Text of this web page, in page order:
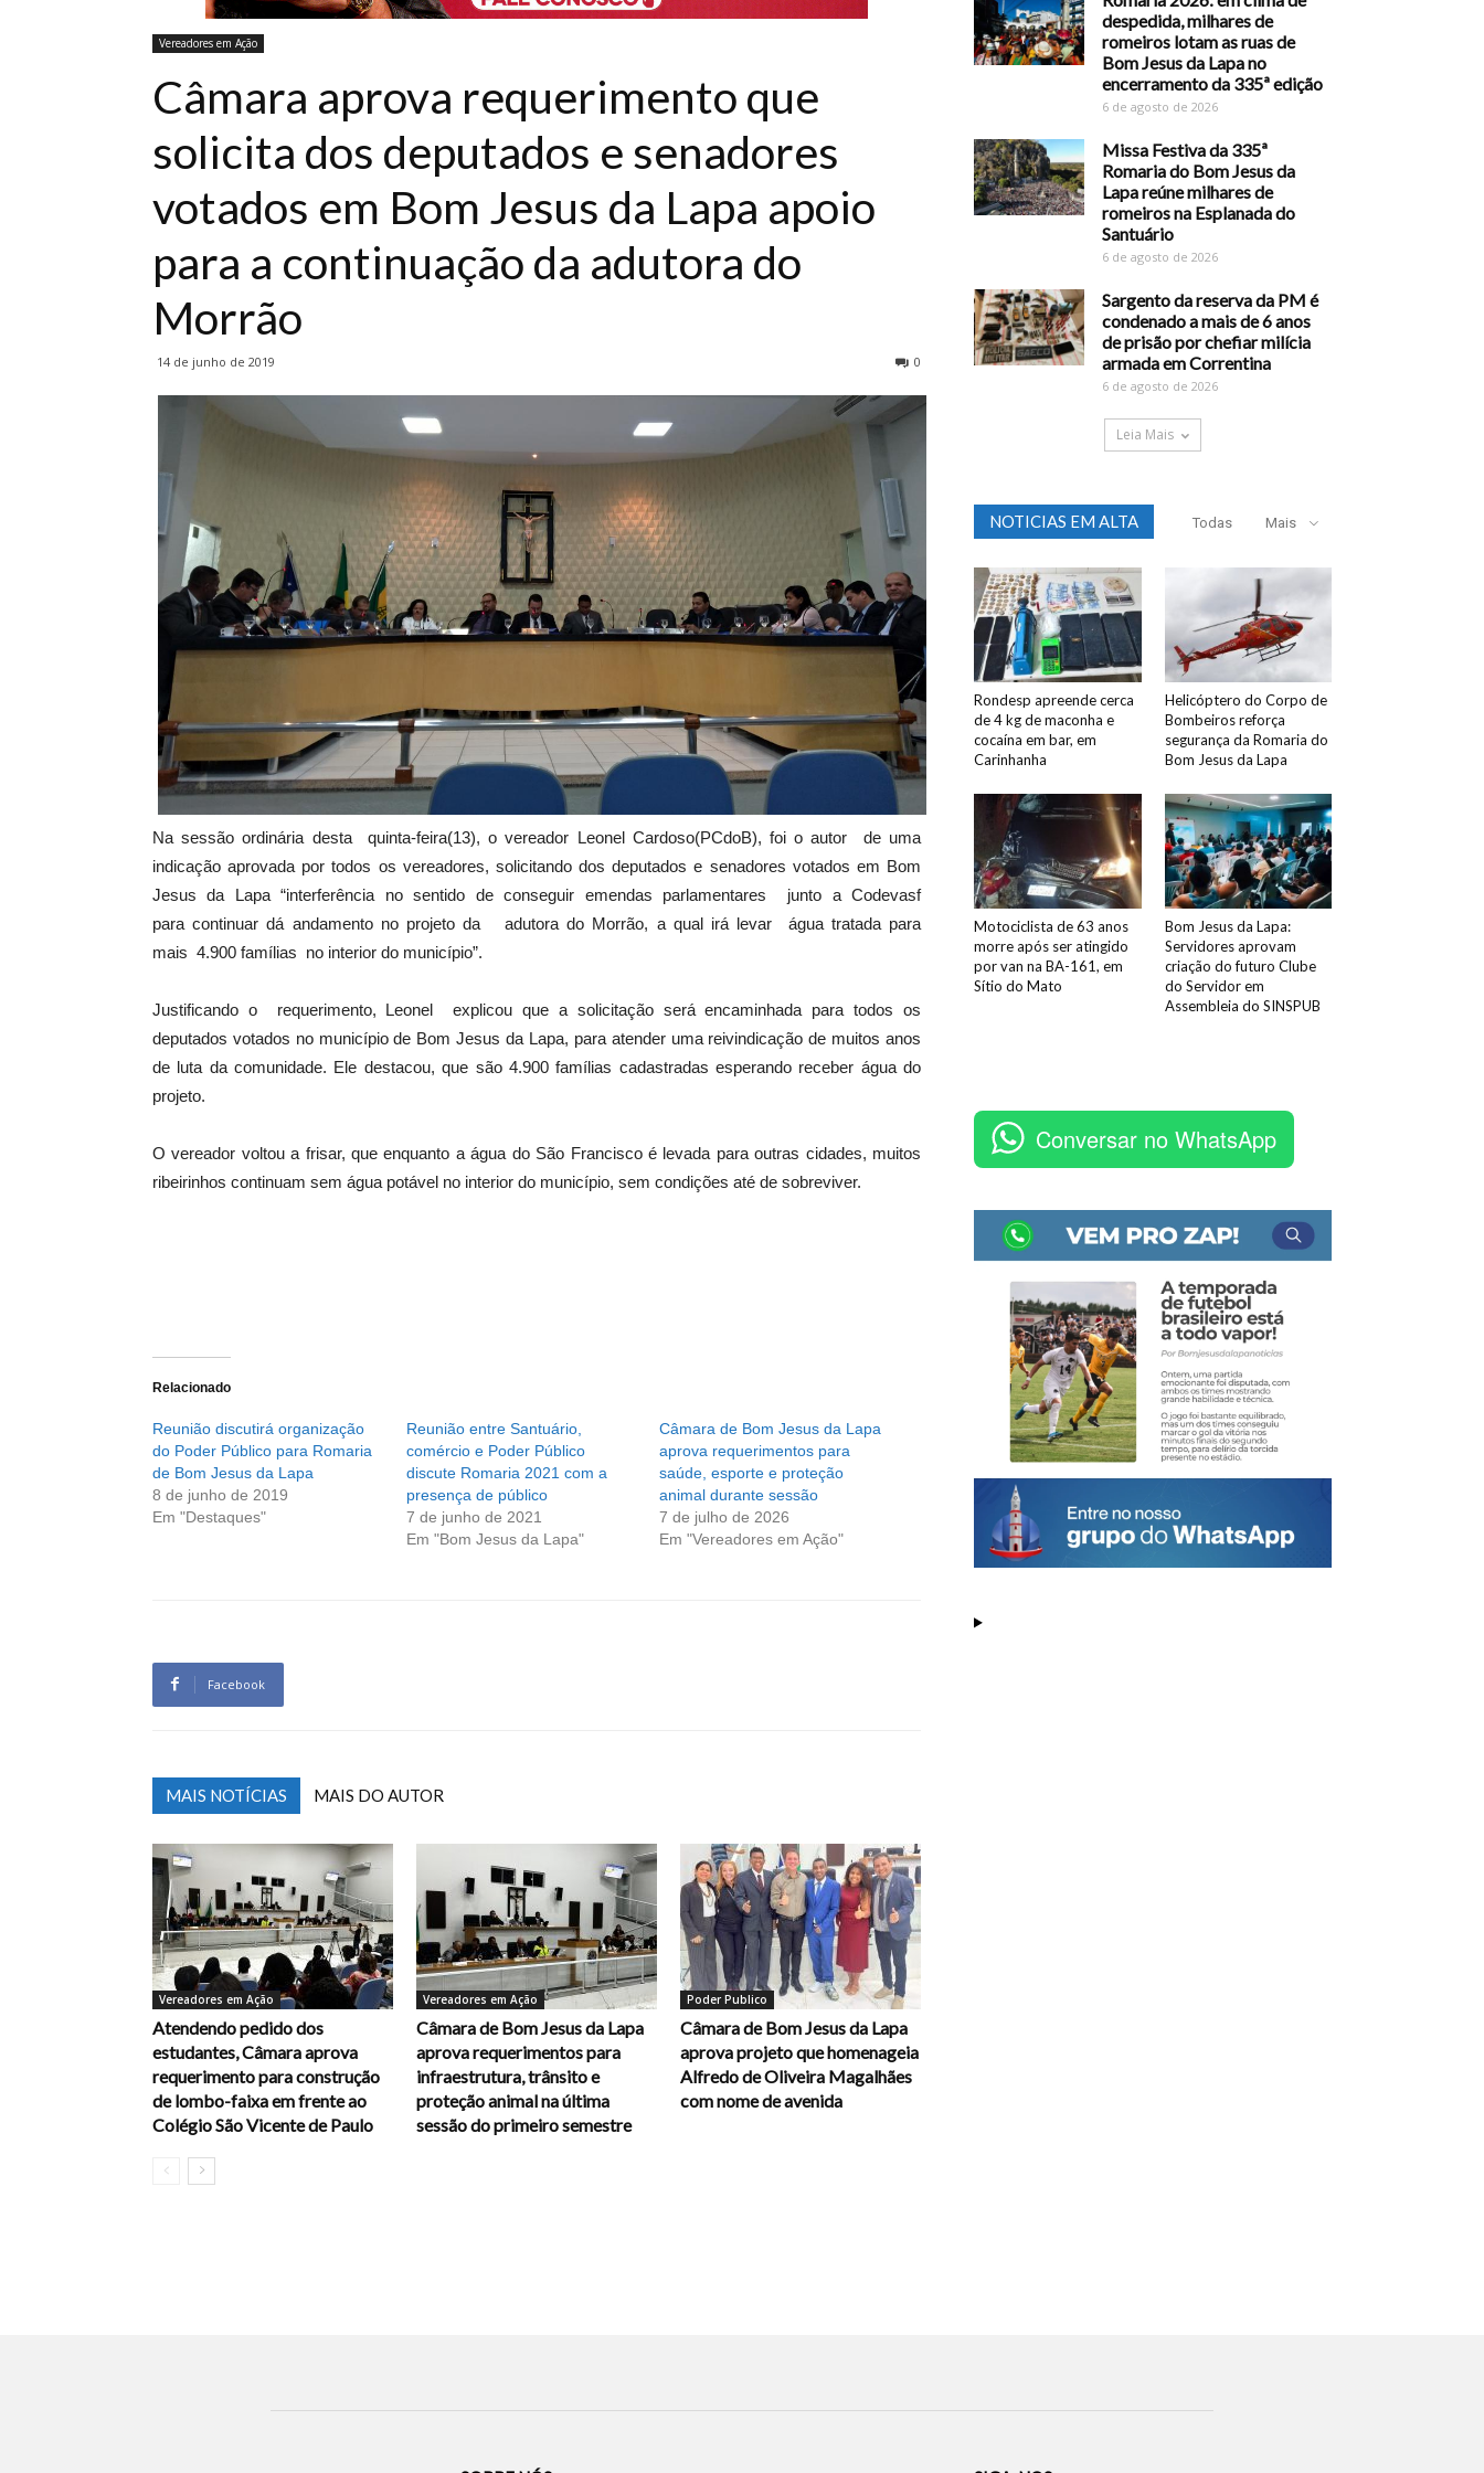
Vereadores em Ação
Câmara aprova requerimento que
solicita dos deputados e senadores
votados em Bom Jesus da Lapa apoio
para a continuação da adutora do
Morrão
14 de junho de 2019 0
Na sessão ordinária desta quinta-feira(13), o vereador Leonel Cardoso(PCdoB), foi o autor de uma
indicação aprovada por todos os vereadores, solicitando dos deputados e senadores votados em Bom
Jesus da Lapa “interferência no sentido de conseguir emendas parlamentares junto a Codevasf
para continuar dá andamento no projeto da adutora do Morrão, a qual irá levar água tratada para
mais 4.900 famílias no interior do município”.
Justificando o requerimento, Leonel explicou que a solicitação será encaminhada para todos os
deputados votados no município de Bom Jesus da Lapa, para atender uma reivindicação de muitos anos
de luta da comunidade. Ele destacou, que são 4.900 famílias cadastradas esperando receber água do
projeto.
O vereador voltou a frisar, que enquanto a água do São Francisco é levada para outras cidades, muitos
ribeirinhos continuam sem água potável no interior do município, sem condições até de sobreviver.
Relacionado
Reunião discutirá organização
do Poder Público para Romaria
de Bom Jesus da Lapa
8 de junho de 2019
Em "Destaques"
Reunião entre Santuário,
comércio e Poder Público
discute Romaria 2021 com a
presença de público
7 de junho de 2021
Em "Bom Jesus da Lapa"
Câmara de Bom Jesus da Lapa
aprova requerimentos para
saúde, esporte e proteção
animal durante sessão
7 de julho de 2026
Em "Vereadores em Ação"
Facebook
MAIS NOTÍCIAS MAIS DO AUTOR
Vereadores em Ação
Atendendo pedido dos
estudantes, Câmara aprova
requerimento para construção
de lombo-faixa em frente ao
Colégio São Vicente de Paulo
Vereadores em Ação
Câmara de Bom Jesus da Lapa
aprova requerimentos para
infraestrutura, trânsito e
proteção animal na última
sessão do primeiro semestre
Poder Publico
Câmara de Bom Jesus da Lapa
aprova projeto que homenageia
Alfredo de Oliveira Magalhães
com nome de avenida
despedida, milhares de
romeiros lotam as ruas de
Bom Jesus da Lapa no
encerramento da 335ª edição
6 de agosto de 2026
Missa Festiva da 335ª
Romaria do Bom Jesus da
Lapa reúne milhares de
romeiros na Esplanada do
Santuário
6 de agosto de 2026
Sargento da reserva da PM é
condenado a mais de 6 anos
de prisão por chefiar milícia
armada em Correntina
6 de agosto de 2026
Leia Mais
NOTICIAS EM ALTA Todas Mais
Rondesp apreende cerca
de 4 kg de maconha e
cocaína em bar, em
Carinhanha
Helicóptero do Corpo de
Bombeiros reforça
segurança da Romaria do
Bom Jesus da Lapa
Motociclista de 63 anos
morre após ser atingido
por van na BA-161, em
Sítio do Mato
Bom Jesus da Lapa:
Servidores aprovam
criação do futuro Clube
do Servidor em
Assembleia do SINSPUB
Conversar no WhatsApp